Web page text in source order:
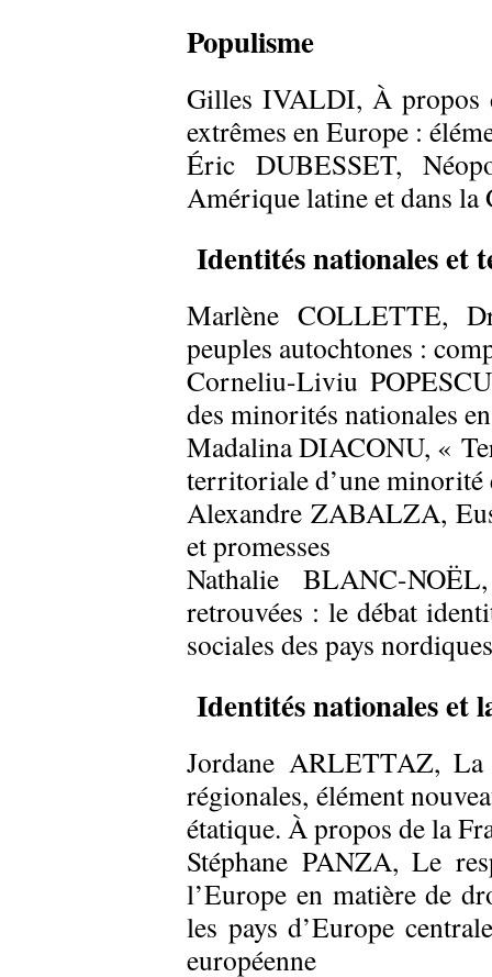
Populisme
Gilles IVALDI, À propos
extrêmes en Europe :
Éric DUBESSET,
Amérique latine et dans la
Identités nationales et
Marlène COLLETTE,
peuples autochtones :
Corneliu-Liviu
des minorités nationales
Madalina DIACONU, «
territoriale d’une minorité
Alexandre ZABALZA,
et promesses
Nathalie BLANC-
retrouvées : le débat
sociales des pays nordiques
Identités nationales et
Jordane ARLETTAZ, La
régionales, élément
étatique. À propos de la
Stéphane PANZA, Le
l’Europe en matière de
les pays d’Europe
européenne